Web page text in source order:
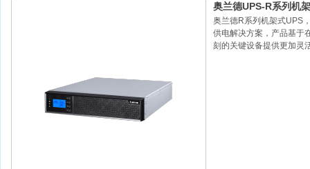
奥兰德UPS-R系列机
奥兰德R系列机架式UPS
供电解决方案，产品基于
刻的关键设备提供更加灵